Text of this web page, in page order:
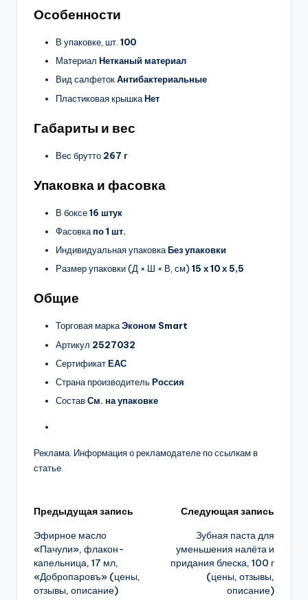
Особенности
В упаковке, шт. 100
Материал Нетканый материал
Вид салфетокАнтибактериальные
Пластиковая крышкаНет
Габариты и вес
Вес брутто 267 г
Упаковка и фасовка
В боксе16 штук
Фасовкапо 1 шт.
Индивидуальная упаковкаБез упаковки
Размер упаковки (Д × Ш × В, см) 15 х 10 х 5,5
Общие
Торговая маркаЭконом Smart
Артикул 2527032
СертификатЕАС
Страна производительРоссия
СоставСм. на упаковке
Реклама. Информация о рекламодателе по ссылкам в
статье.
Навигация
записи
Предыдущая запись
Эфирное масло
«Пачули», флакон-
капельница, 17 мл,
«Добропаровъ» (цены,
отзывы, описание)
Следующая запись
Зубная паста для
уменьшения налёта и
придания блеска, 100 г
(цены, отзывы,
описание)